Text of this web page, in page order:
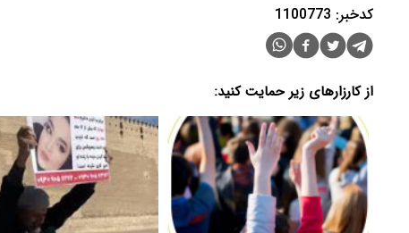
کدخبر: 1100773
از کارزارهای زیر حمایت کنید: